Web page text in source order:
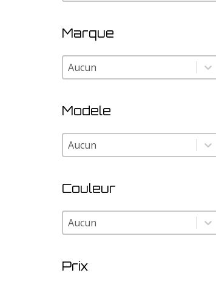
Marque
Marque
Marque
Modele
Modele
Modele
Couleur
Couleur
Couleur
Prix